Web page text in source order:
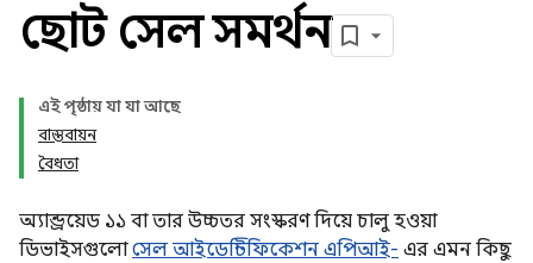
ছোট সেল সমর্থন
এই পৃষ্ঠায় যা যা আছে
বাস্তবায়ন
বৈধতা
অ্যান্ড্রয়েড ১১ বা তার উচ্চতর সংস্করণ দিয়ে চালু হওয়া
ডিভাইসগুলোসেল আইডেন্টিফিকেশন এপিআই- এর এমন কিছু